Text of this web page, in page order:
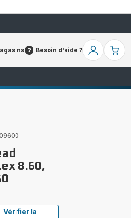
Besoin d'aide ?
Besoin
Mon
8.60,
Vérifier la